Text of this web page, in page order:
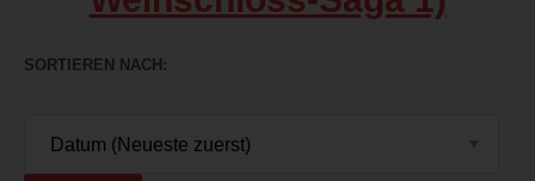
SORTIEREN NACH